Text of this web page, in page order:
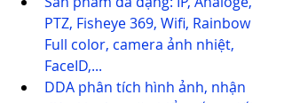
PTZ, Fisheye 369, Wifi, Rainbow
Full color, camera ảnh nhiệt,
FaceID,...
DDA phân tích hình ảnh, nhận